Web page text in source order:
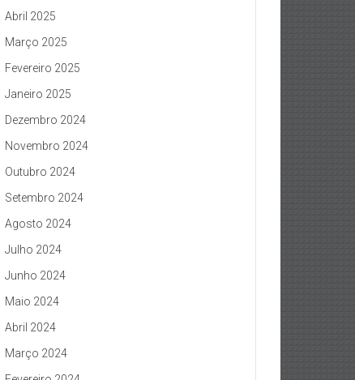
Abril 2025
Março 2025
Fevereiro 2025
Janeiro 2025
Dezembro 2024
Novembro 2024
Outubro 2024
Setembro 2024
Agosto 2024
Julho 2024
Junho 2024
Maio 2024
Abril 2024
Março 2024